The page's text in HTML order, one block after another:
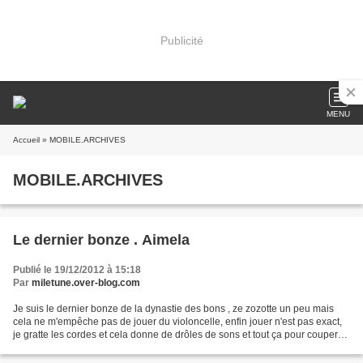
Publicité
MENU
Accueil » MOBILE.ARCHIVES
MOBILE.ARCHIVES
Le dernier bonze . Aimela
Publié le 19/12/2012 à 15:18
Par miletune.over-blog.com
Je suis le dernier bonze de la dynastie des bons , ze zozotte un peu mais
cela ne m'empêche pas de jouer du violoncelle, enfin jouer n'est pas exact,
je gratte les cordes et cela donne de drôles de sons et tout ça pour couper